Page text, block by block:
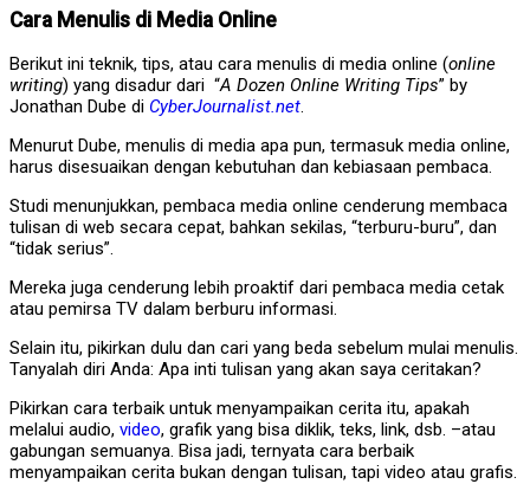
Cara Menulis di Media Online
Berikut ini teknik, tips, atau cara menulis di media online (online
writing) yang disadur dari “A Dozen Online Writing Tips” by
Jonathan Dube di CyberJournalist.net.
Menurut Dube, menulis di media apa pun, termasuk media online,
harus disesuaikan dengan kebutuhan dan kebiasaan pembaca.
Studi menunjukkan, pembaca media online cenderung membaca
tulisan di web secara cepat, bahkan sekilas, “terburu-buru”, dan
“tidak serius”.
Mereka juga cenderung lebih proaktif dari pembaca media cetak
atau pemirsa TV dalam berburu informasi.
Selain itu, pikirkan dulu dan cari yang beda sebelum mulai menulis.
Tanyalah diri Anda: Apa inti tulisan yang akan saya ceritakan?
Pikirkan cara terbaik untuk menyampaikan cerita itu, apakah
melalui audio, video, grafik yang bisa diklik, teks, link, dsb. –atau
gabungan semuanya. Bisa jadi, ternyata cara berbaik
menyampaikan cerita bukan dengan tulisan, tapi video atau grafis.